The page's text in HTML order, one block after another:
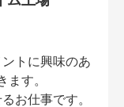
トに興味のあ
す。
お仕事です。